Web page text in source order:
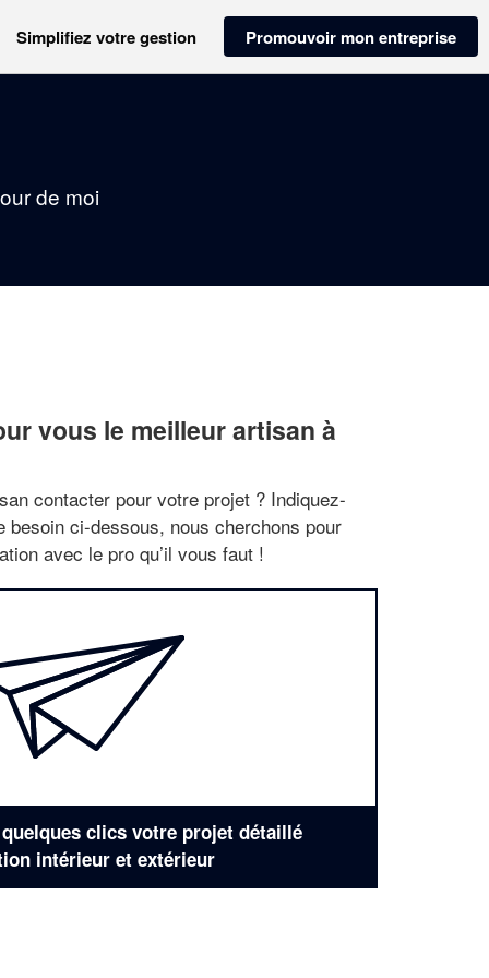
Simplifiez votre gestion Promouvoir mon entreprise
de moi
vous le meilleur artisan à
contacter pour votre projet ? Indiquez-
besoin ci-dessous, nous cherchons pour
avec le pro qu’il vous faut !
clics votre projet détaillé
intérieur et extérieur